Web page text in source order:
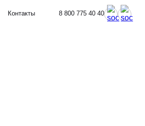
Контакты 8 800 775 40 40